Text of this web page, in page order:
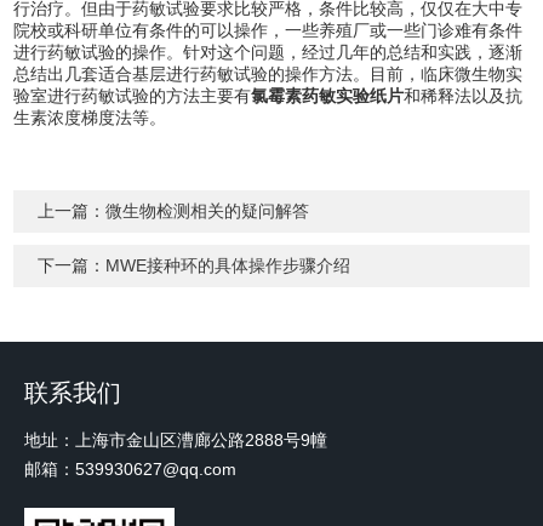
行治疗。但由于药敏试验要求比较严格，条件比较高，仅仅在大中专
院校或科研单位有条件的可以操作，一些养殖厂或一些门诊难有条件
进行药敏试验的操作。针对这个问题，经过几年的总结和实践，逐渐
总结出几套适合基层进行药敏试验的操作方法。目前，临床微生物实
验室进行药敏试验的方法主要有氯霉素药敏实验纸片和稀释法以及抗
生素浓度梯度法等。
上一篇：微生物检测相关的疑问解答
下一篇： MWE接种环的具体操作步骤介绍
联系我们
地址：上海市金山区漕廊公路2888号9幢
邮箱：539930627@qq.com